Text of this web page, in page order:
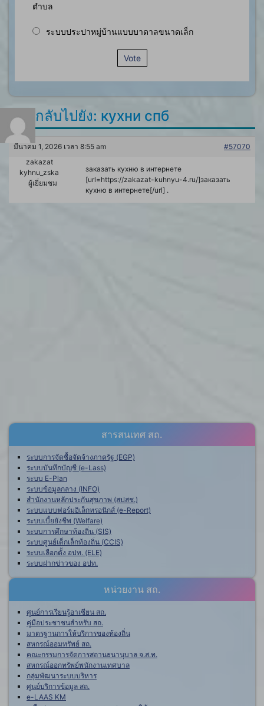
ตำบล
ระบบประปาหมู่บ้านแบบบาดาลขนาดเล็ก
Vote
ตอบกลับไปยัง: кухни спб
มีนาคม 1, 2026 เวลา 8:55 am
#57070
zakazat
kyhnu_zska
ผู้เยี่ยมชม
заказать кухню в интернете
[url=https://zakazat-kuhnyu-4.ru/]заказать
кухню в интернете[/url] .
สารสนเทศ สถ.
ระบบการจัดซื้อจัดจ้างภาครัฐ (EGP)
ระบบบันทึกบัญชี (e-Lass)
ระบบ E-Plan
ระบบข้อมูลกลาง (INFO)
สำนักงานหลักประกันสุขภาพ (สปสช.)
ระบบแบบฟอร์มอิเล็กทรอนิกส์ (e-Report)
ระบบเบี้ยยังชีพ (Welfare)
ระบบการศึกษาท้องถิ่น (SIS)
ระบบศูนย์เด็กเล็กท้องถิ่น (CCIS)
ระบบเลือกตั้ง อปท. (ELE)
ระบบฝากข่าวของ อปท.
หน่วยงาน สถ.
ศูนย์การเรียนรู้อาเซียน สถ.
คู่มือประชาชนสำหรับ สถ.
มาตรฐานการให้บริการของท้องถิ่น
สหกรณ์ออมทรัพย์ สถ.
คณะกรรมการจัดการสถานธนานุบาล จ.ส.ท.
สหกรณ์ออกทรัพย์พนักงานเทศบาล
กลุ่มพัฒนาระบบบริหาร
ศูนย์บริการข้อมูล สถ.
e-LAAS KM